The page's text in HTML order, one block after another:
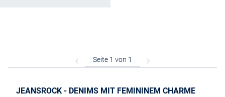
JEANSROCK - DENIMS MIT FEMININEM CHARME